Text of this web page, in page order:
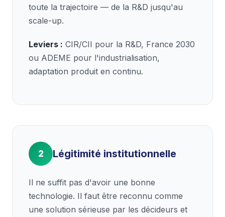
toute la trajectoire — de la R&D jusqu'au
scale-up.
Leviers : CIR/CII pour la R&D, France 2030
ou ADEME pour l'industrialisation,
adaptation produit en continu.
2 Légitimité institutionnelle
Il ne suffit pas d'avoir une bonne
technologie. Il faut être reconnu comme
une solution sérieuse par les décideurs et